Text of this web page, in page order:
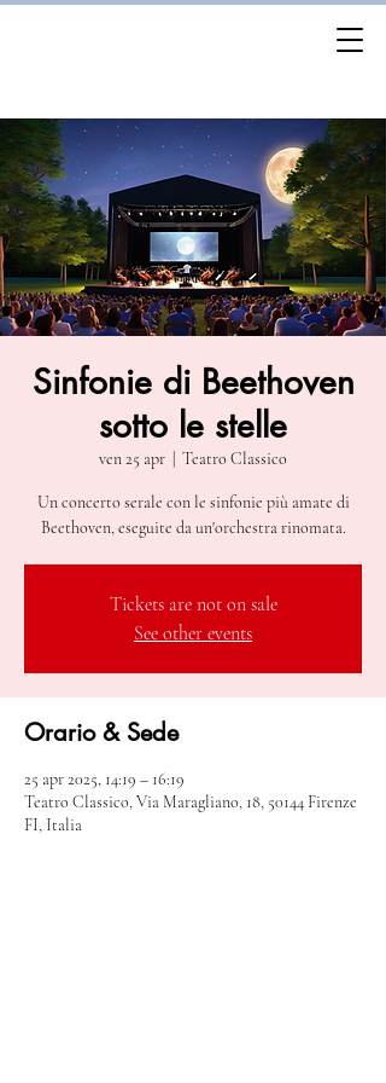
Sinfonie di Beethoven
sotto le stelle
ven 25 apr Teatro Classico
Un concerto serale con le sinfonie più amate di
Beethoven, eseguite da un'orchestra rinomata.
Tickets are not on sale
See other events
Orario & Sede
25 apr 2025, 14:19 – 16:19
Teatro Classico, Via Maragliano, 18, 50144 Firenze
FI, Italia